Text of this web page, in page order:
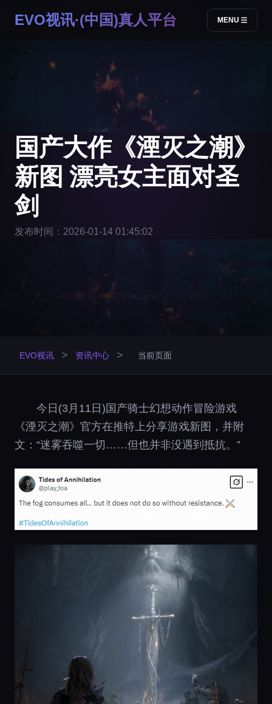
EVO视讯·(中国)真人平台 MENU
国产大作《湮灭之潮》
新图 漂亮女主面对圣
剑
发布时间：2026-01-14 01:45:02
EVO视讯 > 资讯中心 > 当前页面
今日(3月11日)国产骑士幻想动作冒险游戏
《湮灭之潮》官方在推特上分享游戏新图，并附
文：“迷雾吞噬一切……但也并非没遇到抵抗。”